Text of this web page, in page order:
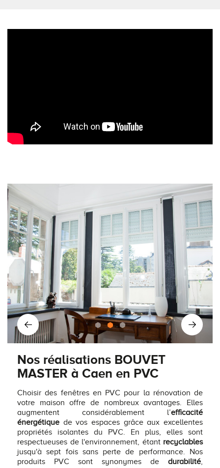
Nos réalisations BOUVET
MASTER à Caen en PVC
Choisir des fenêtres en PVC pour la rénovation de
votre maison offre de nombreux avantages. Elles
augmentent considérablement l’efficacité
énergétique de vos espaces grâce aux excellentes
propriétés isolantes du PVC. En plus, elles sont
respectueuses de l'environnement, étant recyclables
jusqu'à sept fois sans perte de performance. Nos
produits PVC sont synonymes de durabilité,